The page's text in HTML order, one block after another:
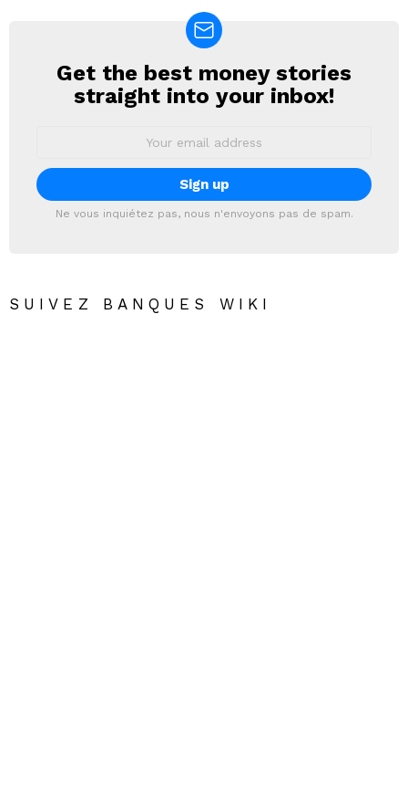
NEWSLETTER
Get the best money stories
straight into your inbox!
Ne vous inquiétez pas, nous n'envoyons pas de spam.
SUIVEZ BANQUES WIKI